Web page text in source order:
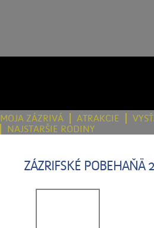
MOJA ZÁZRIVÁ ATRAKCIE
NAJSTARŠIE RODINY
ZÁZRIFSKÉ POBEHAŇÄ